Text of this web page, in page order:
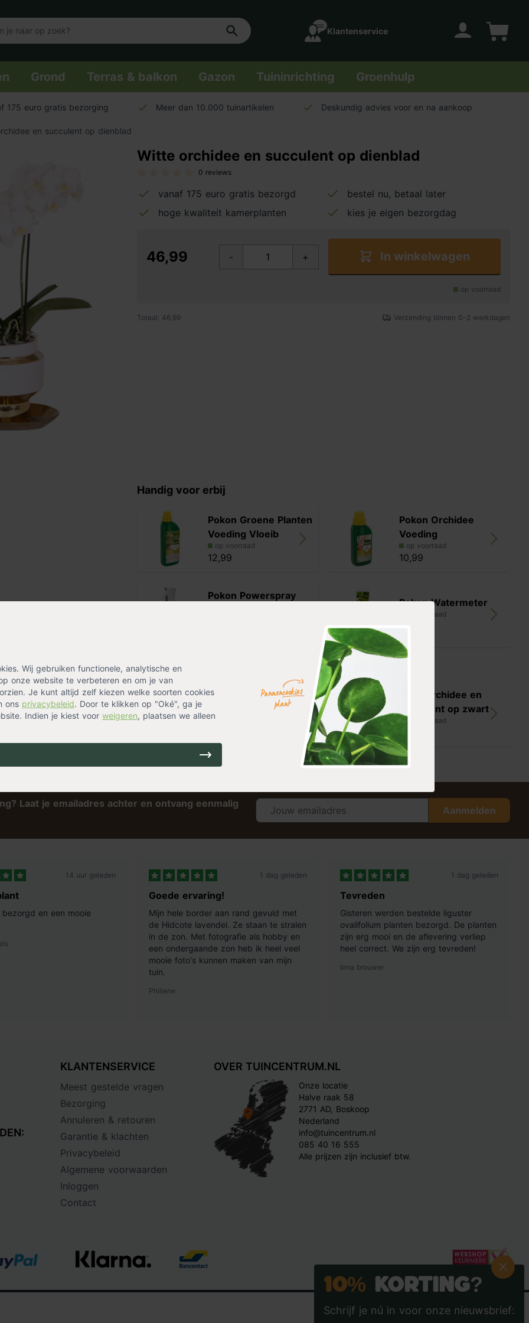
Klantenservice
Grond Terras & balkon Gazon Tuininrichting Groenhulp
Wij gebruiken functionele, analytische en
onze website te verbeteren en om je van
Je kunt altijd zelf kiezen welke soorten cookies
ons privacybeleid. Door te klikken op "Oké", ga je
Indien je kiest voor weigeren, plaatsen we alleen
175 euro gratis bezorging Meer dan 10.000 tuinartikelen Deskundig advies voor en na aankoop
en succulent op dienblad
Witte orchidee en succulent op dienblad
0 reviews
vanaf 175 euro gratis bezorgd
bestel nu, betaal later
hoge kwaliteit kamerplanten
kies je eigen bezorgdag
46,99 - + In winkelwagen
op voorraad
Totaal: 46,99 Verzending binnen 0-2 werkdagen
Een schitterende witte
In zo'n mooie set
een ovale en gouden
in een potmaat 9 cm
het moment dat de wortels
is water geven niet nodig.
Een natte pot weer op
De succulent heeft
Handig voor erbij
Pokon Groene Planten
Voeding Vloeib
op voorraad
12,99
Pokon Orchidee
Voeding
op voorraad
10,99
Pokon Powerspray
Pokon Watermeter
op voorraad
Alternatieven
Roze orchidee en
succulent op wit d
Roze orchidee en
succulent op zwart
op voorraad
Laat je emailadres achter en ontvang eenmalig
Aanmelden
14 uur geleden
bezorgd en een mooie
1 dag geleden
Goede ervaring!
Mijn hele border aan rand gevuld met
de Hidcote lavendel. Ze staan te stralen
in de zon. Met fotografie als hobby en
een ondergaande zon heb ik heel veel
mooie foto's kunnen maken van mijn
tuin.
Philiene
1 dag geleden
Tevreden
Gisteren werden bestelde liguster
ovalifolium planten bezorgd. De planten
zijn erg mooi en de aflevering verliep
heel correct. We zijn erg tevreden!
bma brouwer
KLANTENSERVICE
Meest gestelde vragen
Bezorging
Annuleren & retouren
Garantie & klachten
Privacybeleid
Algemene voorwaarden
Inloggen
Contact
OVER TUINCENTRUM.NL
Onze locatie
Halve raak 58
2771 AD, Boskoop
Nederland
info@tuincentrum.nl
085 40 16 555
Alle prijzen zijn inclusief btw.
10% Korting?
Schrijf je nú in voor onze nieuwsbrief: